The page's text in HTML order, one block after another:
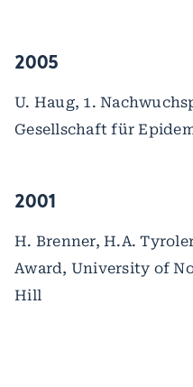
2005
U. Haug, 1.
Gesellschaft für
2001
H. Brenner, H.A.
Award, University of
Hill